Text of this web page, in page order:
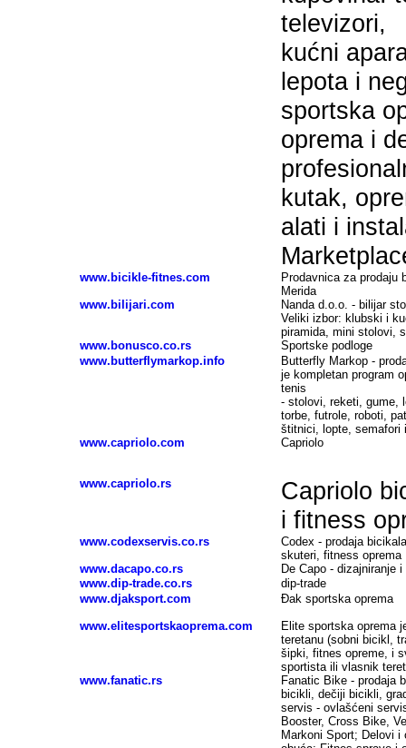
televizori,
kućni
lepota i
sportska
oprema i
kutak,
alati i
www.bicikle-fitnes.com
Prodavnica za prodaju
Merida
www.bilijari.com
Nanda d.o.o. - bilijar
Veliki izbor: klubski i
piramida, mini stolovi,
www.bonusco.co.rs
Sportske podloge
www.butterflymarkop.info
Butterfly Markop -
je kompletan program
tenis
- stolovi, reketi, gume,
torbe, futrole, roboti,
štitnici, lopte, semafori
www.capriolo.com
Capriolo
www.capriolo.rs
Capriolo
i fitness
www.codexservis.co.rs
Codex - prodaja
skuteri, fitness oprema
www.dacapo.co.rs
De Capo - dizajniranje
www.dip-trade.co.rs
dip-trade
www.djaksport.com
Đak sportska oprema
www.elitesportskaoprema.com
Elite sportska oprema
teretanu (sobni bicikl,
šipki, fitnes opreme, i
sportista ili vlasnik
www.fanatic.rs
Fanatic Bike - prodaja
bicikli, dečiji bicikli,
servis - ovlašćeni
Booster, Cross Bike,
Markoni Sport; Delovi